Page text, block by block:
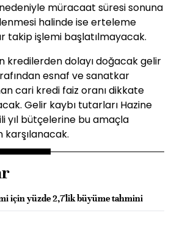
müracaat süresi sonuna
halinde ise erteleme
takip işlemi başlatılmayacak.
kredilerden dolayı doğacak gelir
esnaf ve sanatkar
cari kredi faiz oranı dikkate
Gelir kaybı tutarları Hazine
yıl bütçelerine bu amaçla
için yüzde 2,7'lik büyüme tahmini